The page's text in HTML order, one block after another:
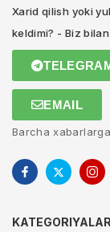
Xarid qilish yoki
keldimi? - Biz
EMAIL
Barcha
KATEGORIYALAR